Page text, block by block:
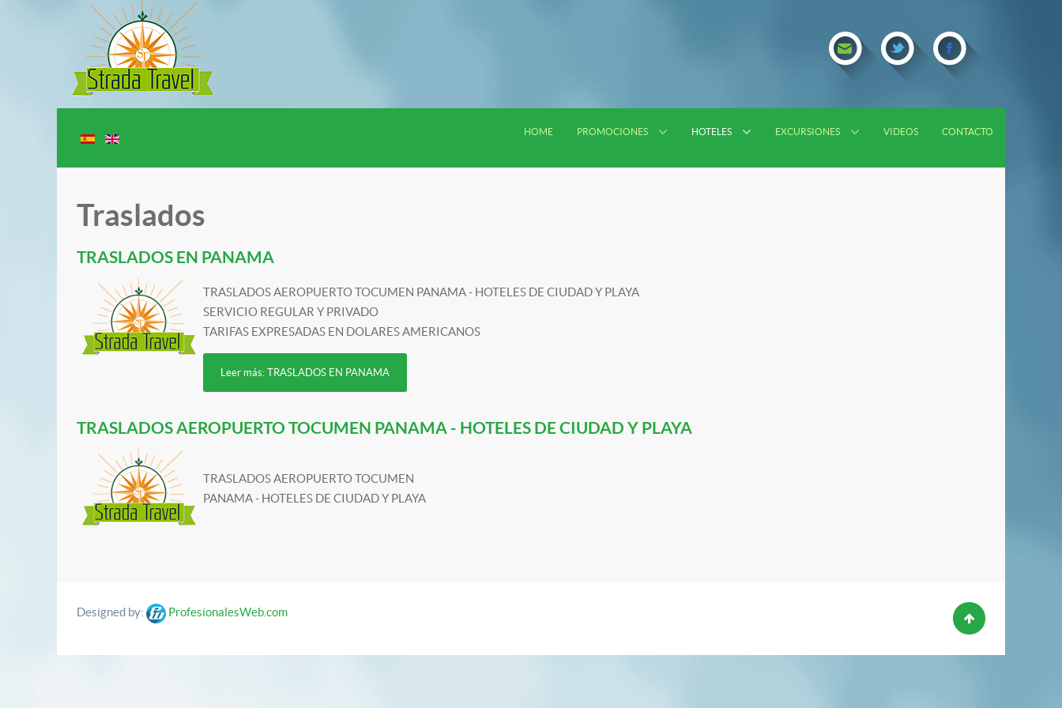
HOME PROMOCIONES HOTELES EXCURSIONES VIDEOS CONTACTO
Traslados
TRASLADOS EN PANAMA
TRASLADOS AEROPUERTO TOCUMEN PANAMA - HOTELES DE CIUDAD Y PLAYA
SERVICIO REGULAR Y PRIVADO
TARIFAS EXPRESADAS EN DOLARES AMERICANOS
Leer más: TRASLADOS EN PANAMA
TRASLADOS AEROPUERTO TOCUMEN PANAMA - HOTELES DE CIUDAD Y PLAYA
TRASLADOS AEROPUERTO TOCUMEN
PANAMA - HOTELES DE CIUDAD Y PLAYA
Designed by: ProfesionalesWeb.com